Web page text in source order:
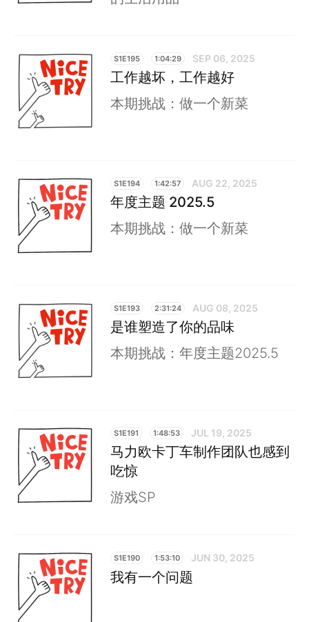
S1E195 1:04:29 SEP 06, 2025
工作越坏，工作越好
本期挑战：做一个新菜
S1E194 1:42:57 AUG 22, 2025
年度主题 2025.5
本期挑战：做一个新菜
S1E193 2:31:24 AUG 08, 2025
是谁塑造了你的品味
本期挑战：年度主题2025.5
S1E191 1:48:53 JUL 19, 2025
马力欧卡丁车制作团队也感到
吃惊
游戏SP
S1E190 1:53:10 JUN 30, 2025
我有一个问题